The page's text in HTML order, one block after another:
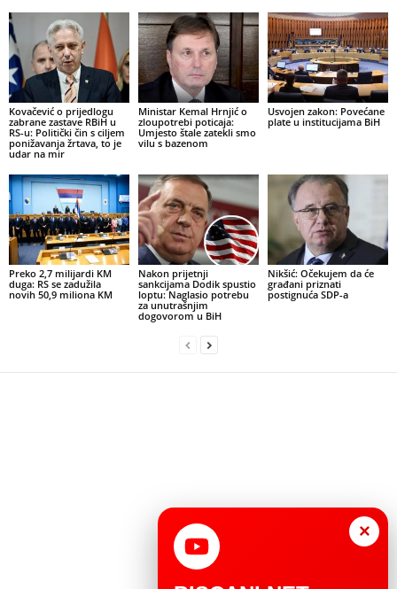
Kovačević o prijedlogu
zabrane zastave RBiH u
RS-u: Politički čin s ciljem
ponižavanja žrtava, to je
udar na mir
Ministar Kemal Hrnjić o
zloupotrebi poticaja:
Umjesto štale zatekli smo
vilu s bazenom
Usvojen zakon: Povećane
plate u institucijama BiH
Preko 2,7 milijardi KM
duga: RS se zadužila
novih 50,9 miliona KM
Nakon prijetnji
sankcijama Dodik spustio
loptu: Naglasio potrebu
za unutrašnjim
dogovorom u BiH
Nikšić: Očekujem da će
građani priznati
postignuća SDP-a
×